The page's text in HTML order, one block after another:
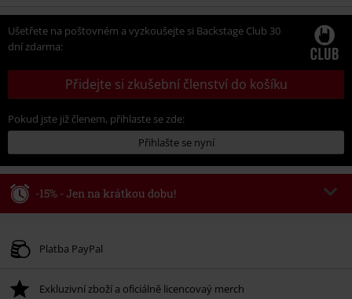
Ušetřete na poštovném a vyzkoušejte si Backstage Club 30
dní zdarma:
Přidejte si zkušební členství do košíku
Pokud jste již členem, přihlaste se zde:
Přihlašte se nyní
-15% - Jen na krátkou dobu!
Platí jen pro 8/6/26 od 16:00 do 23:59 hodin.
Po zadání kódu v košíku, se sleva uplatní automaticky.
Platba PayPal
Exkluzivní zboží a oficiálně licencovaý merch